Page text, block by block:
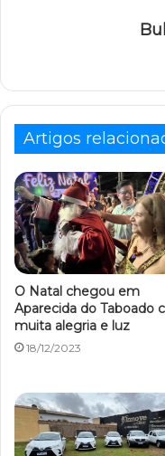
Artigos
O Natal chegou em
Aparecida do Taboado
muita alegria e luz
18/12/2023